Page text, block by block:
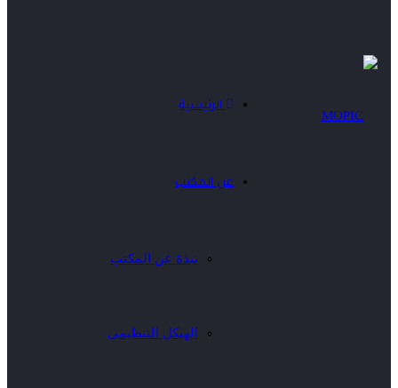
الرئيسية
عن المكتب
نبذة عن المكتب
الهيكل التنظيمى